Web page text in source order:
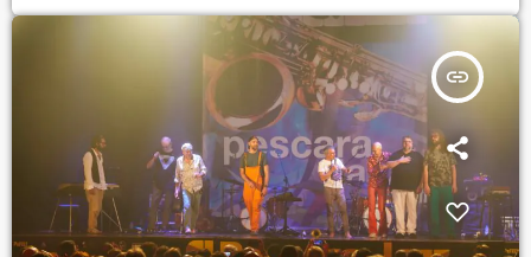
Giugno 2024
Marzo 2024
Febbraio 2024
Gennaio 2024
insert_link